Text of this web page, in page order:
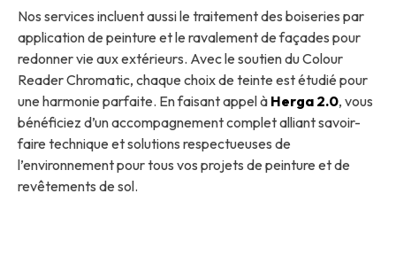
Nos services incluent aussi le traitement des boiseries par
application de peinture et le ravalement de façades pour
redonner vie aux extérieurs. Avec le soutien du Colour
Reader Chromatic, chaque choix de teinte est étudié pour
une harmonie parfaite. En faisant appel à Herga 2.0, vous
bénéficiez d’un accompagnement complet alliant savoir-
faire technique et solutions respectueuses de
l’environnement pour tous vos projets de peinture et de
revêtements de sol.